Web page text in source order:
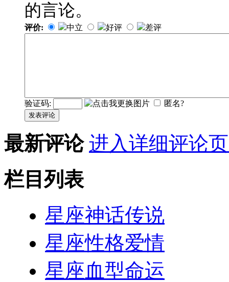
的言论。
评价: 中立 好评 差评
验证码: 匿名?
发表评论
最新评论 进入详细评论
栏目列表
星座神话传说
星座性格爱情
星座血型命运